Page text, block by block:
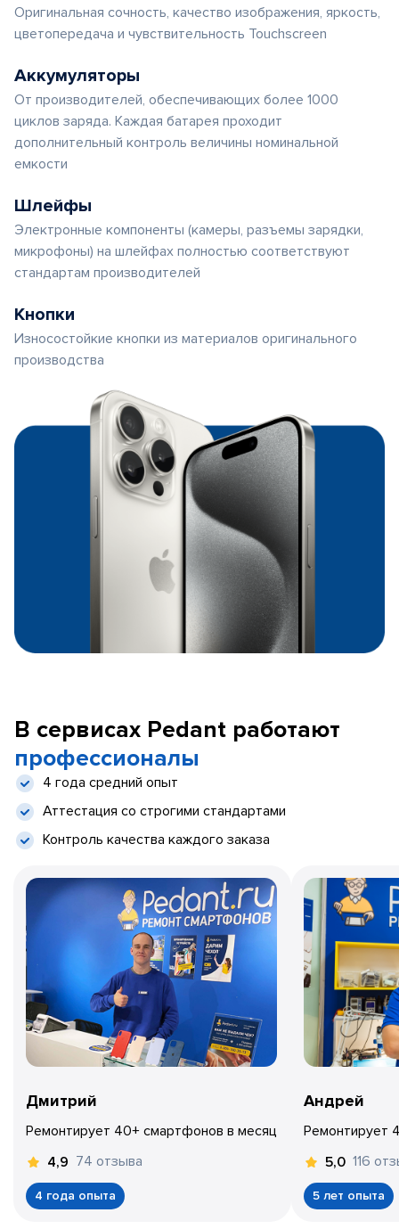
Оригинальная сочность, качество изображения, яркость,
цветопередача и чувствительность Touchscreen
Аккумуляторы
От производителей, обеспечивающих более 1000
циклов заряда. Каждая батарея проходит
дополнительный контроль величины номинальной
емкости
Шлейфы
Электронные компоненты (камеры, разъемы зарядки,
микрофоны) на шлейфах полностью соответствуют
стандартам производителей
Кнопки
Износостойкие кнопки из материалов оригинального
производства
В сервисах Pedant работают
профессионалы
4 года средний опыт
Аттестация со строгими стандартами
Контроль качества каждого заказа
Дмитрий
Ремонтирует 40+ смартфонов в месяц
4,9 74 отзыва
4 года опыта
Андрей
Ремонтирует
5,0 116
5 лет опыта